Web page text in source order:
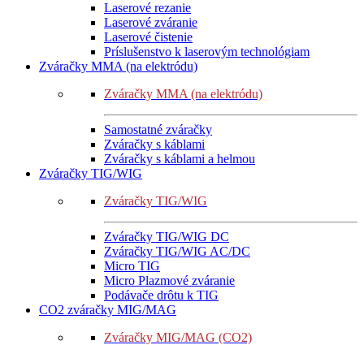
Laserové rezanie
Laserové zváranie
Laserové čistenie
Príslušenstvo k laserovým technológiam
Zváračky MMA (na elektródu)
Zváračky MMA (na elektródu)
Samostatné zváračky
Zváračky s káblami
Zváračky s káblami a helmou
Zváračky TIG/WIG
Zváračky TIG/WIG
Zváračky TIG/WIG DC
Zváračky TIG/WIG AC/DC
Micro TIG
Micro Plazmové zváranie
Podávače drôtu k TIG
CO2 zváračky MIG/MAG
Zváračky MIG/MAG (CO2)